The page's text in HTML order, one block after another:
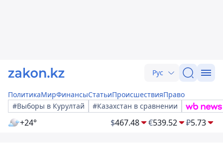
Рус
ПолитикаМирФинансыСтатьиПроисшествияПраво
#Выборы в Курултай
#Казахстан в сравнении
+24° $467.48 €539.52 ₽5.73